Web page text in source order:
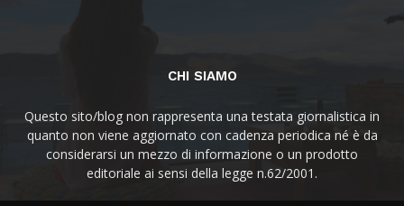
CHI SIAMO
Questo sito/blog non rappresenta una testata giornalistica in
quanto non viene aggiornato con cadenza periodica né è da
considerarsi un mezzo di informazione o un prodotto
editoriale ai sensi della legge n.62/2001.